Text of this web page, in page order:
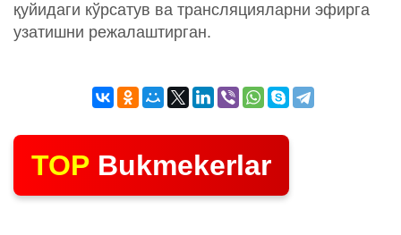
қуйидаги кўрсатув ва трансляцияларни эфирга
узатишни режалаштирган.
TOP Bukmekerlar